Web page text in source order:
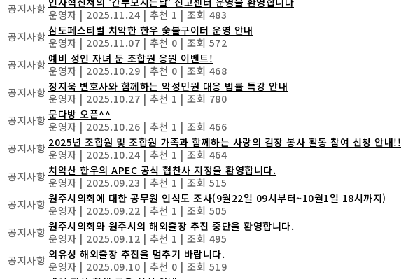
공지사항 운영자 | 2025.11.24 | 추천 1 | 조회 483
공지사항 삼토페스티벌 치악한 한우 숯불구이터 운영 안내
운영자 | 2025.11.07 | 추천 0 | 조회 572
공지사항 예비 성인 자녀 둔 조합원 응원 이벤트!
운영자 | 2025.10.29 | 추천 0 | 조회 468
공지사항 정지욱 변호사와 함께하는 악성민원 대응 법률 특강 안내
운영자 | 2025.10.27 | 추천 1 | 조회 780
공지사항 문다방 오픈^^
운영자 | 2025.10.26 | 추천 1 | 조회 466
공지사항 2025년 조합원 및 조합원 가족과 함께하는 사랑의 김장 봉사 활동 참여 신청 안내!!
운영자 | 2025.10.24 | 추천 1 | 조회 464
공지사항 치악산 한우의 APEC 공식 협찬사 지정을 환영합니다.
운영자 | 2025.09.23 | 추천 1 | 조회 515
공지사항 원주시의회에 대한 공무원 인식도 조사(9월22일 09시부터~10월1일 18시까지)
운영자 | 2025.09.22 | 추천 1 | 조회 505
공지사항 원주시의회와 원주시의 해외출장 추진 중단을 환영합니다.
운영자 | 2025.09.12 | 추천 1 | 조회 495
공지사항 외유성 해외출장 추진을 멈추기 바랍니다.
운영자 | 2025.09.10 | 추천 0 | 조회 519